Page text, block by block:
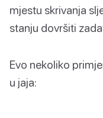
mjestu skrivanja
stanju dovršiti
Evo nekoliko
u jaja: